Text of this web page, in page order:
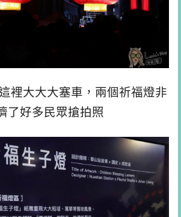
裡大大大塞車，兩個祈福燈非
了好多民眾搶拍照